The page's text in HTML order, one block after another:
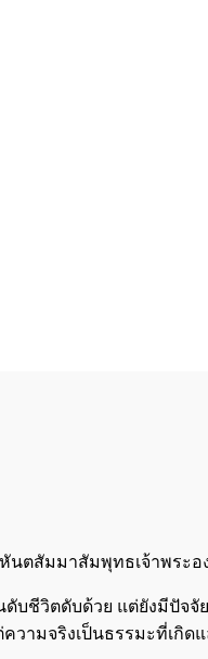
ตสัมมาสัมพุทธเจ้าพระอ
บชีวิตดับด้วย แต่ยังมีปัจ
ความจริงเป็นธรรมะที่เกิด